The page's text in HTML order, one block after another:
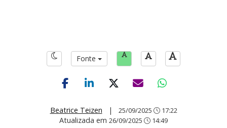
Fonte
Beatrice Teizen | 25/09/2025 17:22
Atualizada em 26/09/2025 14:49